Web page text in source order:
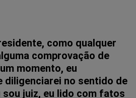
como qualquer
comprovação de
momento, eu
diligenciarei no sentido de
sou juiz, eu lido com fatos